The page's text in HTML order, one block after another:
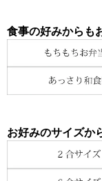
食事の好みからも
お好みのサイズか